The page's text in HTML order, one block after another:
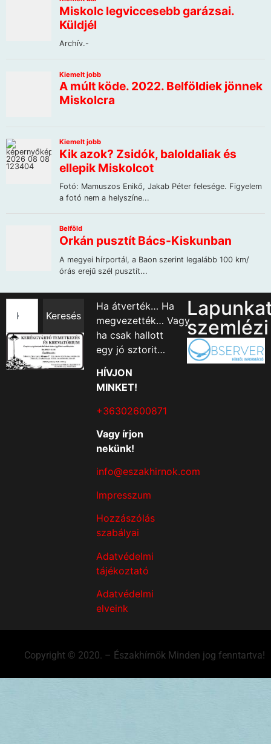
Keresés
Ha átverték… Ha
megvezették… Vagy
ha csak hallott
egy jó sztorit…
HÍVJON
MINKET!
+36302600871
Vagy írjon
nekünk!
info@eszakhirnok.com
Impresszum
Hozzászólás
szabályai
Adatvédelmi
tájékoztató
Adatvédelmi
elveink
szemlézi
Copyright © 2020. – Északhírnök Minden jog fenntartva!